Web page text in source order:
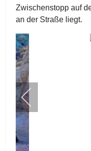
Zwischenstopp auf
an der Straße liegt.